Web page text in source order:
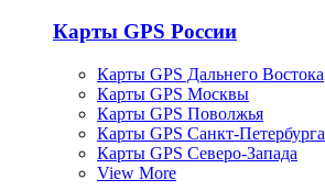
Карты GPS России
Карты GPS Дальнего Востока
Карты GPS Москвы
Карты GPS Поволжья
Карты GPS Санкт-Петербурга
Карты GPS Северо-Запада
View More